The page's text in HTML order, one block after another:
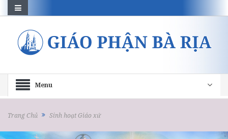
Menu
Trang Chủ Sinh hoạt Giáo xứ